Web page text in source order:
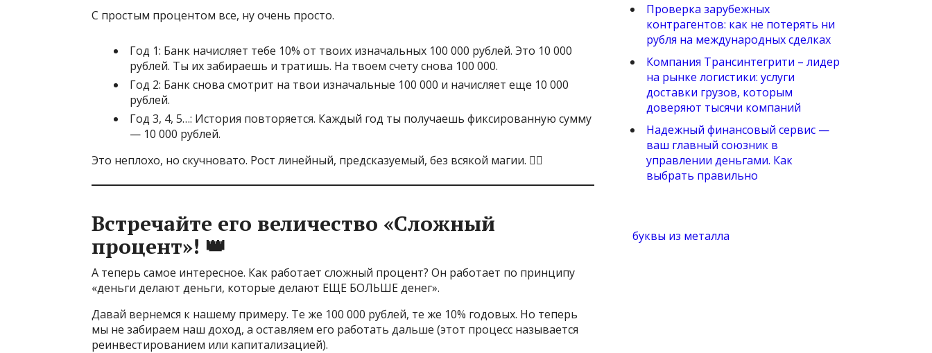
С простым процентом все, ну очень просто.
Год 1: Банк начисляет тебе 10% от твоих изначальных 100 000 рублей. Это 10 000
рублей. Ты их забираешь и тратишь. На твоем счету снова 100 000.
Год 2: Банк снова смотрит на твои изначальные 100 000 и начисляет еще 10 000
рублей.
Год 3, 4, 5…: История повторяется. Каждый год ты получаешь фиксированную сумму
— 10 000 рублей.
Это неплохо, но скучновато. Рост линейный, предсказуемый, без всякой магии. 🚶‍♂️
Встречайте его величество «Сложный
процент»! 👑
А теперь самое интересное. Как работает сложный процент? Он работает по принципу
«деньги делают деньги, которые делают ЕЩЕ БОЛЬШЕ денег».
Давай вернемся к нашему примеру. Те же 100 000 рублей, те же 10% годовых. Но теперь
мы не забираем наш доход, а оставляем его работать дальше (этот процесс называется
реинвестированием или капитализацией).
Проверка зарубежных
контрагентов: как не потерять ни
рубля на международных сделках
Компания Трансинтегрити – лидер
на рынке логистики: услуги
доставки грузов, которым
доверяют тысячи компаний
Надежный финансовый сервис —
ваш главный союзник в
управлении деньгами. Как
выбрать правильно
буквы из металла